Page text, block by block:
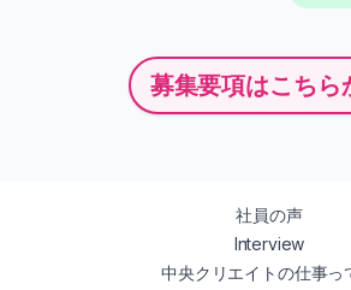
募集要項はこちら
社員の声
Interview
中央クリエイトの仕事っ